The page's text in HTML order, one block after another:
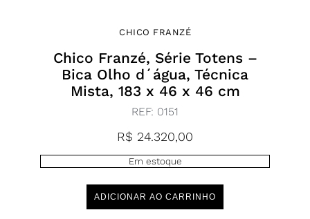
CHICO FRANZÉ
Chico Franzé, Série Totens –
Bica Olho d´água, Técnica
Mista, 183 x 46 x 46 cm
REF: 0151
R$ 24.320,00
Em estoque
ADICIONAR AO CARRINHO